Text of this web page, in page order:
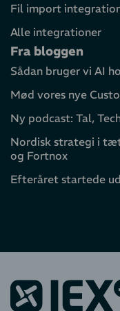
Fil import
Alle integrationer
Fra bloggen
Sådan bruger vi AI
Mød vores nye
Ny podcast: Tal,
Nordisk strategi i
og Fortnox
Efteråret startede